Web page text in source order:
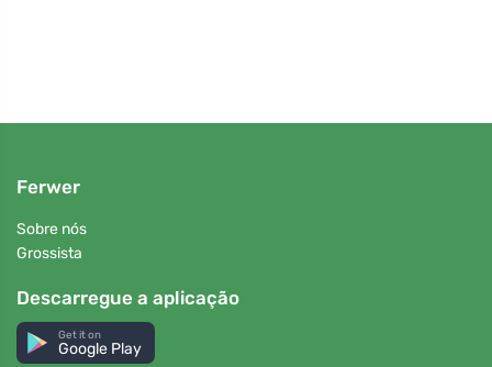
Ferwer
Sobre nós
Grossista
Descarregue a aplicação
Get it on
Google Play